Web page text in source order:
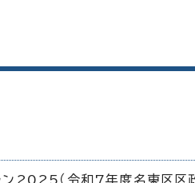
2025（令和7年度名東区区